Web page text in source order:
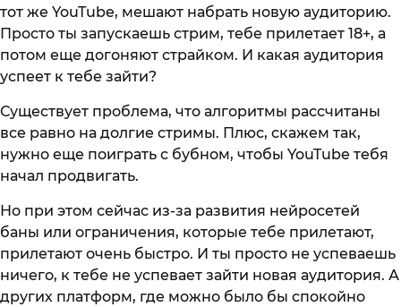
тот же YouTube, мешают набрать новую аудиторию.
Просто ты запускаешь стрим, тебе прилетает 18+, а
потом еще догоняют страйком. И какая аудитория
успеет к тебе зайти?
Существует проблема, что алгоритмы рассчитаны
все равно на долгие стримы. Плюс, скажем так,
нужно еще поиграть с бубном, чтобы YouTube тебя
начал продвигать.
Но при этом сейчас из-за развития нейросетей
баны или ограничения, которые тебе прилетают,
прилетают очень быстро. И ты просто не успеваешь
ничего, к тебе не успевает зайти новая аудитория. А
других платформ, где можно было бы спокойно